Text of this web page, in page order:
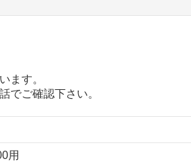
ます。
でご確認下さい。
用